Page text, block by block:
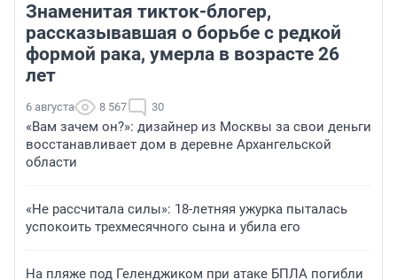
Знаменитая тикток-блогер,
рассказывавшая о борьбе с редкой
формой рака, умерла в возрасте 26
лет
6 августа 8 567 30
«Вам зачем он?»: дизайнер из Москвы за свои деньги
восстанавливает дом в деревне Архангельской
области
«Не рассчитала силы»: 18-летняя ужурка пыталась
успокоить трехмесячного сына и убила его
На пляже под Геленджиком при атаке БПЛА погибли